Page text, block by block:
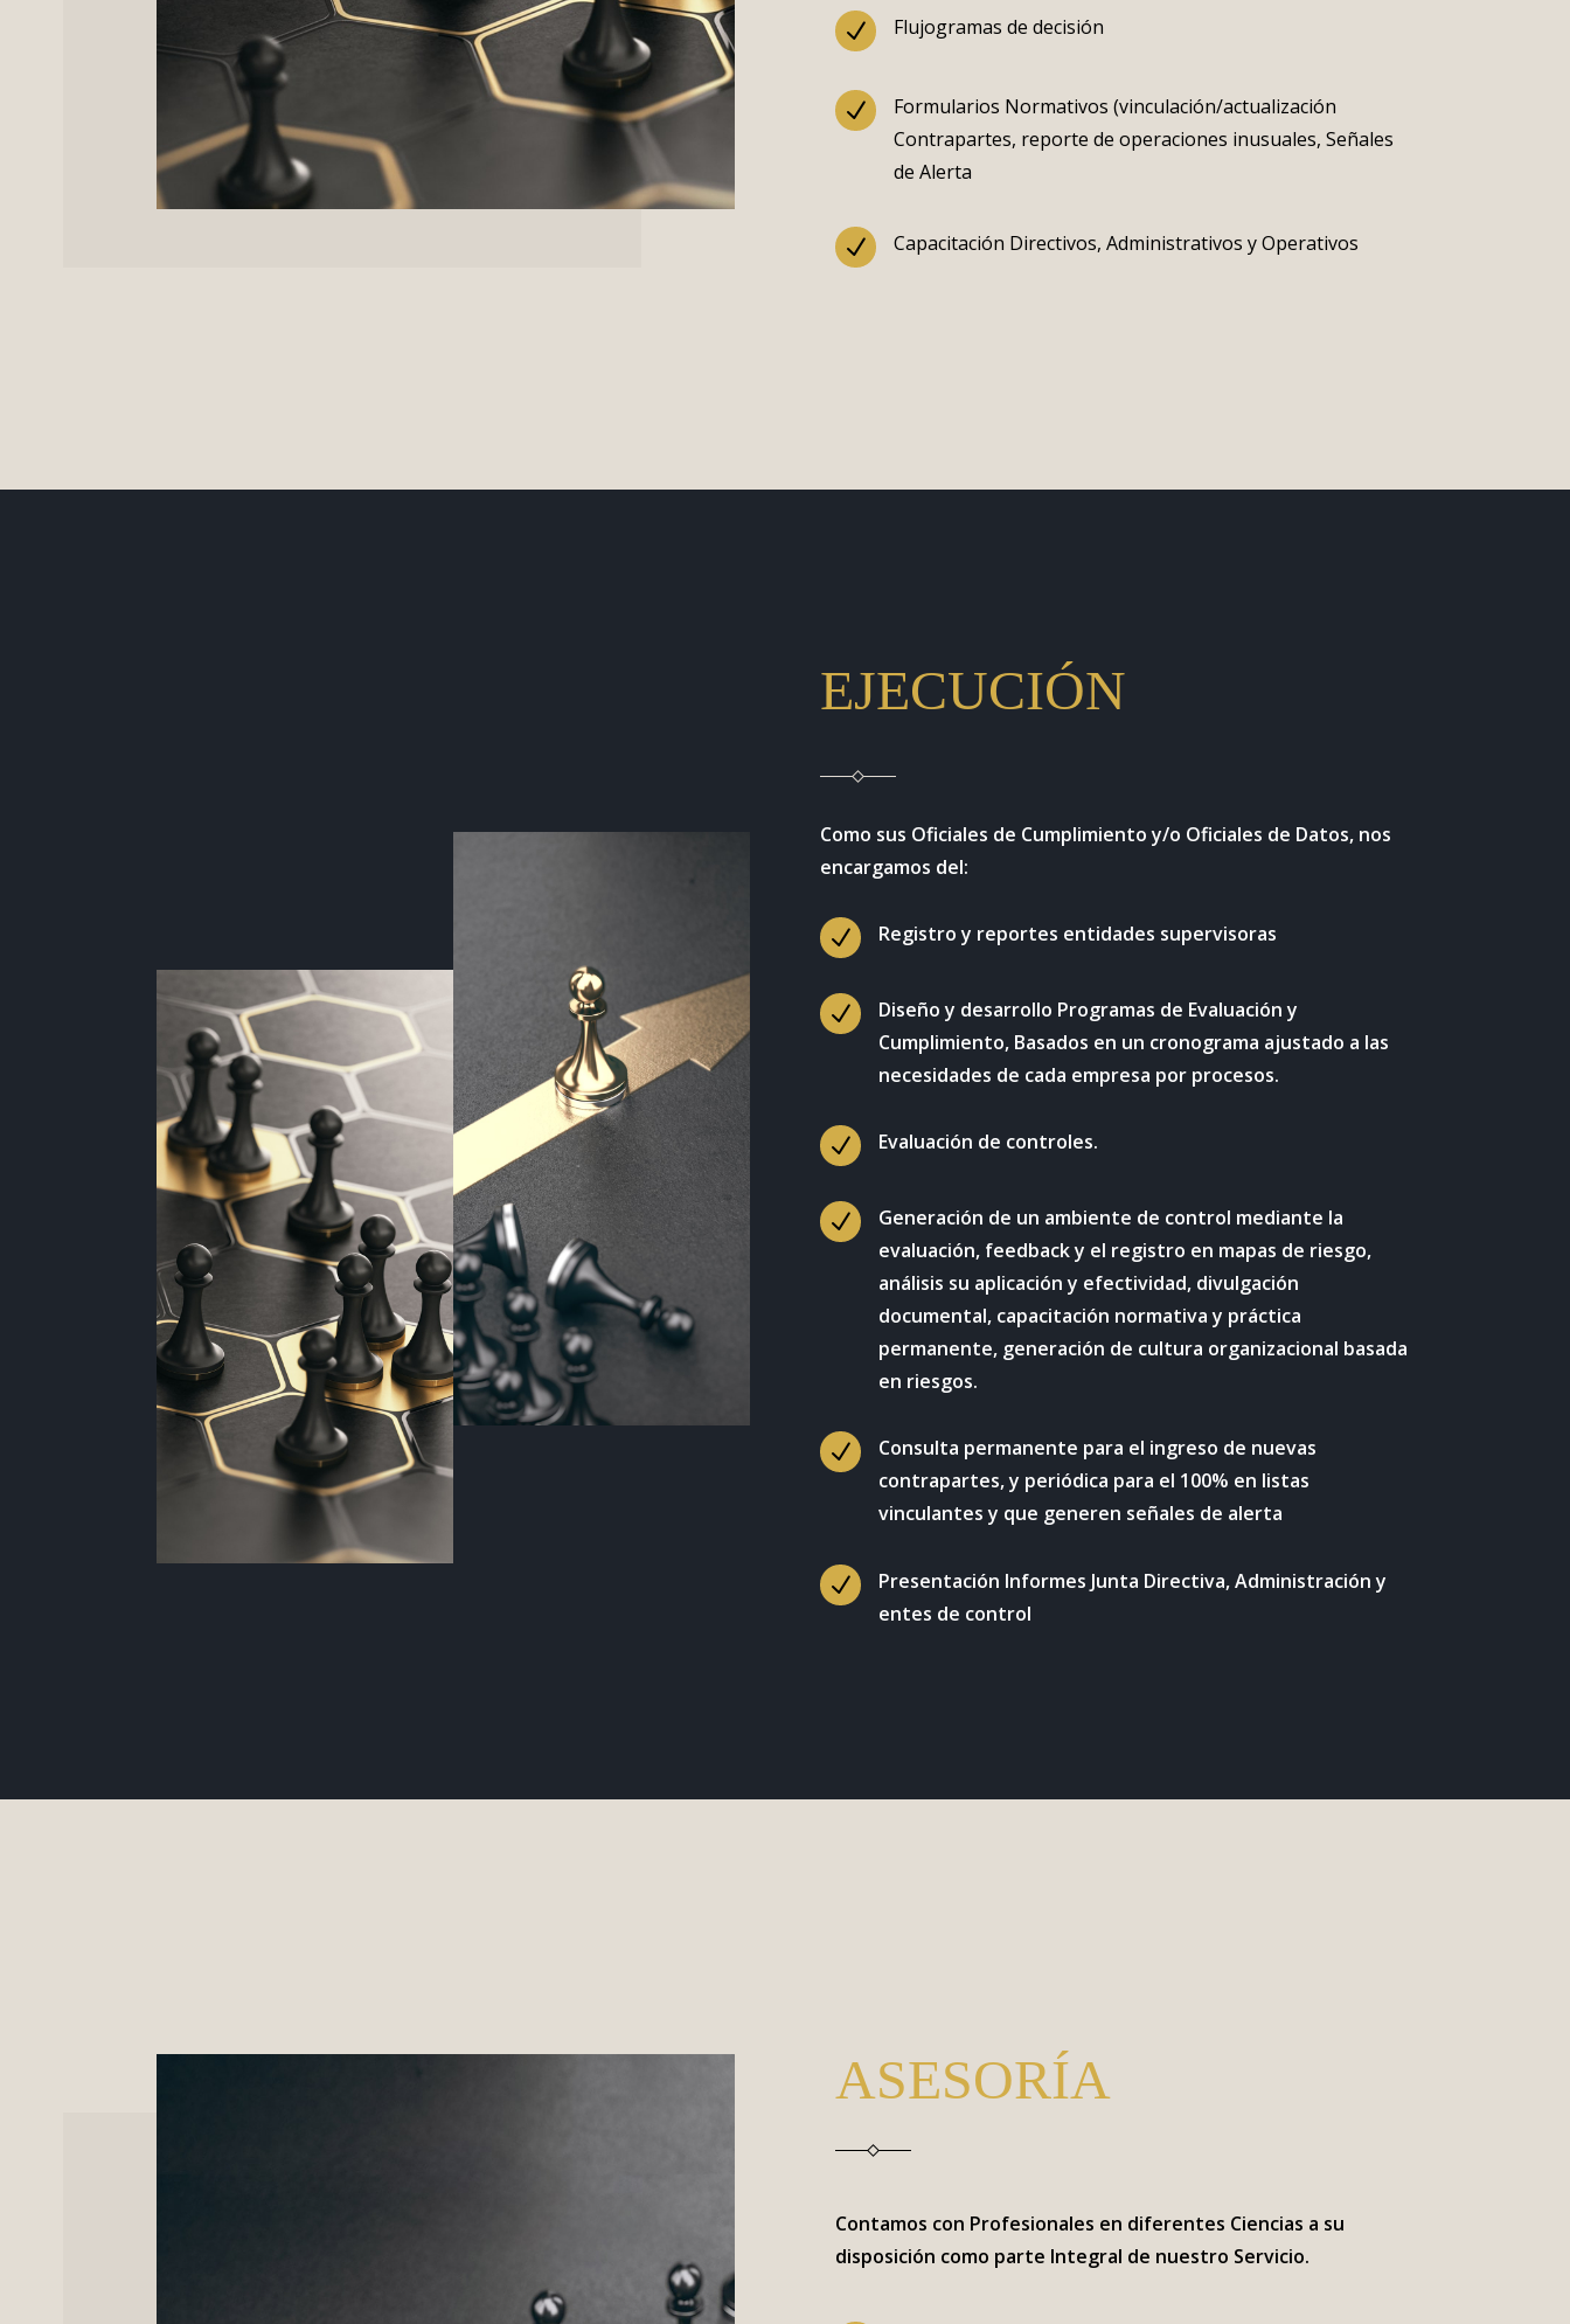
N Flujogramas de decisión
N
Formularios Normativos (vinculación/actualización
Contrapartes, reporte de operaciones inusuales, Señales
de Alerta
N Capacitación Directivos, Administrativos y Operativos
EJECUCIÓN
Como sus Oficiales de Cumplimiento y/o Oficiales de Datos, nos
encargamos del:
N Registro y reportes entidades supervisoras
N
Diseño y desarrollo Programas de Evaluación y
Cumplimiento, Basados en un cronograma ajustado a las
necesidades de cada empresa por procesos.
N Evaluación de controles.
N
Generación de un ambiente de control mediante la
evaluación, feedback y el registro en mapas de riesgo,
análisis su aplicación y efectividad, divulgación
documental, capacitación normativa y práctica
permanente, generación de cultura organizacional basada
en riesgos.
N
Consulta permanente para el ingreso de nuevas
contrapartes, y periódica para el 100% en listas
vinculantes y que generen señales de alerta
N
Presentación Informes Junta Directiva, Administración y
entes de control
ASESORÍA
Contamos con Profesionales en diferentes Ciencias a su
disposición como parte Integral de nuestro Servicio.